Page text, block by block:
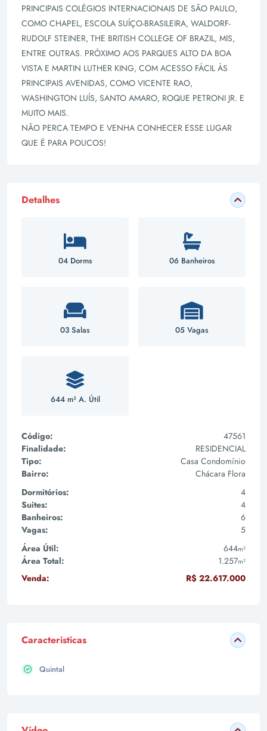
PRINCIPAIS COLÉGIOS INTERNACIONAIS DE SÃO PAULO,
COMO CHAPEL, ESCOLA SUÍÇO-BRASILEIRA, WALDORF-
RUDOLF STEINER, THE BRITISH COLLEGE OF BRAZIL, MIS,
ENTRE OUTRAS. PRÓXIMO AOS PARQUES ALTO DA BOA
VISTA E MARTIN LUTHER KING, COM ACESSO FÁCIL ÀS
PRINCIPAIS AVENIDAS, COMO VICENTE RAO,
WASHINGTON LUÍS, SANTO AMARO, ROQUE PETRONI JR. E
MUITO MAIS.
NÃO PERCA TEMPO E VENHA CONHECER ESSE LUGAR
QUE É PARA POUCOS!
Detalhes
04 Dorms 06 Banheiros
03 Salas 05 Vagas
644 m² A. Útil
Código:
47561
Finalidade:
RESIDENCIAL
Tipo:
Casa Condomínio
Bairro:
Chácara Flora
Dormitórios:
4
Suites:
4
Banheiros:
6
Vagas:
5
Área Útil:
644m²
Área Total: 1.257m²
Venda: R$ 22.617.000
Caracteristicas
Quintal